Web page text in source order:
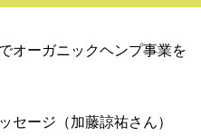
オーガニックヘンプ事業を